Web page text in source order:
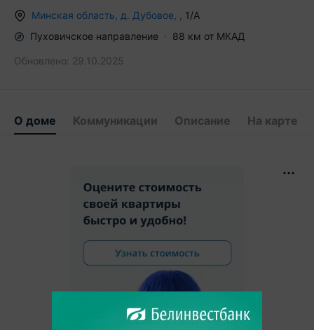
Минская область д. Дубовое
1/А
Пуховичское направление 88 км от МКАД
Обновлено: 29.10.2025
О доме Коммуникации Описание На карте